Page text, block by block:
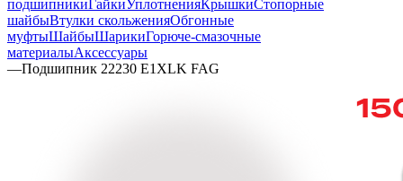
подшипникиГайкиУплотненияКрышкиСтопорные
шайбыВтулки скольженияОбгонные
муфтыШайбыШарикиГорюче-смазочные
материалыАксессуары
—Подшипник 22230 E1XLK FAG